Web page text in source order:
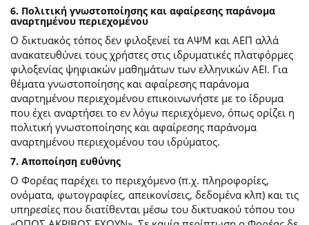
6. Πολιτική γνωστοποίησης και αφαίρεσης παράνομα
αναρτημένου περιεχομένου
Ο δικτυακός τόπος δεν φιλοξενεί τα ΑΨΜ και ΑΕΠ αλλά
ανακατευθύνει τους χρήστες στις ιδρυματικές πλατφόρμες
φιλοξενίας ψηφιακών μαθημάτων των ελληνικών ΑΕΙ. Για
θέματα γνωστοποίησης και αφαίρεσης παράνομα
αναρτημένου περιεχομένου επικοινωνήστε με το ίδρυμα
που έχει αναρτήσει το εν λόγω περιεχόμενο, όπως ορίζει η
πολιτική γνωστοποίησης και αφαίρεσης παράνομα
αναρτημένου περιεχομένου του ιδρύματος.
7. Αποποίηση ευθύνης
Ο Φορέας παρέχει το περιεχόμενο (π.χ. πληροφορίες,
ονόματα, φωτογραφίες, απεικονίσεις, δεδομένα κλπ) και τις
υπηρεσίες που διατίθενται μέσω του δικτυακού τόπου του